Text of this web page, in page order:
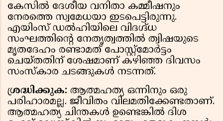
കേസിൽ ദേശീയ വനിതാ കമ്മീഷനും
നേരത്തെ സ്വമേധയാ ഇടപെട്ടിരുന്നു.
എയിംസ് ഡൽഹിയിലെ വിദഗ്ദ്ധ
സംഘത്തിന്റെ നേതൃത്വത്തിൽ ത്വിഷയുടെ
മൃതദേഹം രണ്ടാമത് പോസ്റ്റ്‌മോർട്ടം
ചെയ്തതിന് ശേഷമാണ് കഴിഞ്ഞ ദിവസം
സംസ്കാര ചടങ്ങുകൾ നടന്നത്.
ശ്രദ്ധിക്കുക: ആത്മഹത്യ ഒന്നിനും ഒരു
പരിഹാരമല്ല. ജീവിതം വിലമതിക്കേണ്ടതാണ്.
ആത്മഹത്യ ചിന്തകൾ ഉണ്ടെങ്കിൽ ദിശ